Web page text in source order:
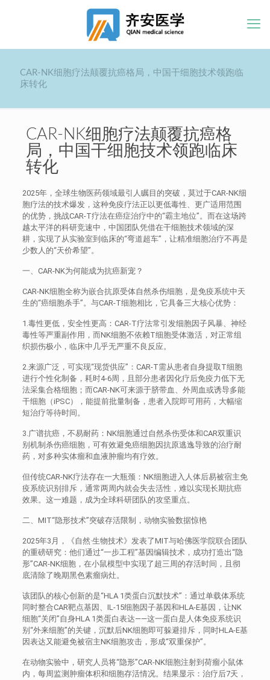
CAR-NK细胞疗法颠覆抗癌格局，中国干细胞技术领跑临
床转化
CAR-NK细胞疗法颠覆抗癌格
局，中国干细胞技术领跑临床
转化
2025年，全球生物医药领域最引人瞩目的突破，莫过于CAR-NK细
胞疗法的技术爆发，这种免疫疗法正以更低毒性、更广适用范围
的优势，挑战CAR-T疗法在癌症治疗中的“霸主地位”。而在这场跨
越太平洋的科研竞速中，中国团队凭借在干细胞技术领域的深
耕，实现了从实验室到临床的“弯道超车”，让精准细胞治疗不再是
少数人的“天价希望”。
一、CAR-NK为何能成为抗癌新宠？
CAR-NK细胞全称为嵌合抗原受体自然杀伤细胞，是免疫系统中天
生的“癌细胞杀手”。与CAR-T细胞相比，它具备三大核心优势：
1.毒性更低，安全性更高：CAR-T疗法常引发细胞因子风暴、神经
毒性等严重副作用，而NK细胞不依赖T细胞受体激活，对正常组
织损伤极小，临床中几乎无严重不良反应。
2.来源广泛，可实现“现货供应”：CAR-T需从患者自身提取T细胞
进行个性化制备，耗时4-6周，且部分患者因化疗后免疫力低下无
法采集合格细胞；而CAR-NK可来源于脐带血、外周血或诱导多能
干细胞（iPSC），能提前批量制备，患者入院即可用药，大幅缩
短治疗等待时间。
3.广谱抗癌，不易耐药：NK细胞通过自然杀伤受体和CAR双重识
别机制杀伤癌细胞，可有效避免癌细胞因抗原逃逸导致的治疗耐
药，对多种实体瘤和血液肿瘤均有疗效。
但传统CAR-NK疗法存在一大瓶颈：NK细胞进入人体后易被宿主免
疫系统识别排斥，通常两周内就会失去活性，难以实现长期抗癌
效果。这一难题，成为全球科研团队的攻坚重点。
二、MIT“隐形技术”突破存活限制，动物实验数据惊艳
2025年3月，《自然·生物技术》发表了MIT与哈佛医学院联合团队
的重磅研究：他们通过“一步工程”基因编辑技术，成功打造出“隐
形”CAR-NK细胞，在小鼠模型中实现了超三周的存活时间，且彻
底清除了晚期黑色素瘤病灶。
该团队的核心创新的是“HLA 1类蛋白沉默技术”：通过单载体系统
同时整合CAR靶点基因、IL-15细胞因子基因和HLA-E基因，让NK
细胞“关闭”自身HLA 1类蛋白表达——这一蛋白是人体免疫系统识
别“外来细胞”的关键，沉默后NK细胞即可躲避排斥，同时HLA-E基
因表达又能避免被宿主NK细胞攻击，形成“双重保护”。
在动物实验中，研究人员将“隐形”CAR-NK细胞注射到荷瘤小鼠体
内，每周监测肿瘤体积和细胞存活情况。结果显示：治疗后7天，